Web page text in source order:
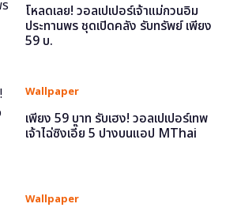
โหลดเลย! วอลเปเปอร์เจ้าแม่กวนอิม
ประทานพร ชุดเปิดคลัง รับทรัพย์ เพียง
59 บ.
Wallpaper
เพียง 59 บาท รับเฮง! วอลเปเปอร์เทพ
เจ้าไฉ่ซิงเอี๊ย 5 ปางบนแอป MThai
Wallpaper